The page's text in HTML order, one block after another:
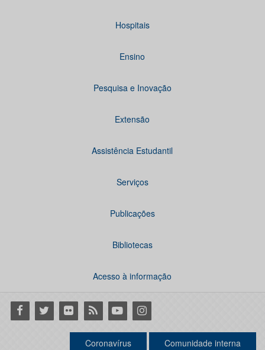
Hospitais
Ensino
Pesquisa e Inovação
Extensão
Assistência Estudantil
Serviços
Publicações
Bibliotecas
Acesso à informação
Facebook
Twitter Flickr RSS YoutubeInstagram
Coronavírus Comunidade interna